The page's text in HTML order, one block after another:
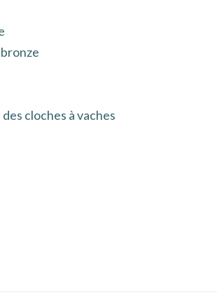
cloches à vaches